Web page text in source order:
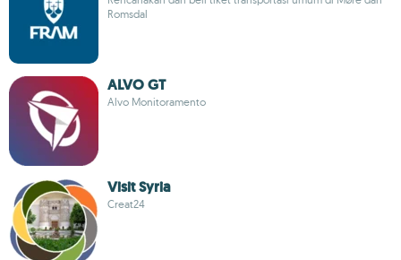
Romsdal
ALVO GT
Alvo Monitoramento
Visit Syria
Creat24